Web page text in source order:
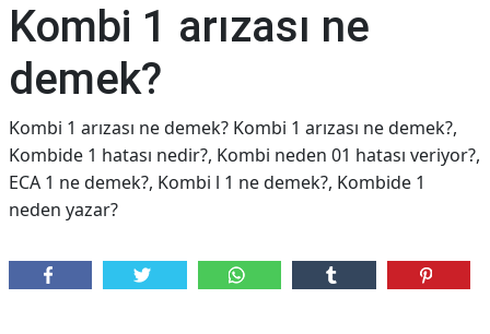
Kombi 1 arızası ne
demek?
Kombi 1 arızası ne demek? Kombi 1 arızası ne demek?,
Kombide 1 hatası nedir?, Kombi neden 01 hatası veriyor?,
ECA 1 ne demek?, Kombi l 1 ne demek?, Kombide 1
neden yazar?